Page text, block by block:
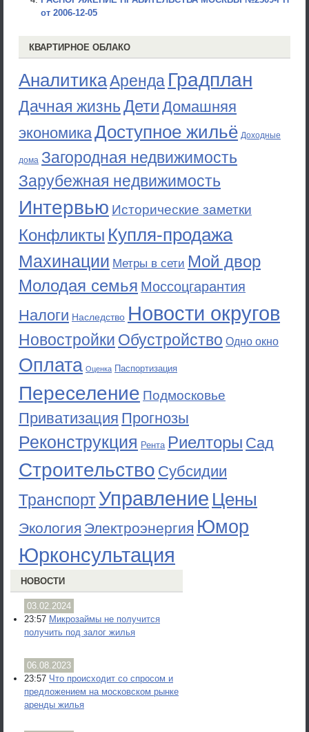
от 2006-12-05
КВАРТИРНОЕ ОБЛАКО
АналитикаАренда Градплан
Дачная жизньДети Домашняя
экономикаДоступное жильё Доходные
дома Загородная недвижимость
Зарубежная недвижимость
Интервью Исторические заметки
Конфликты Купля-продажа
Махинации Метры в сети Мой двор
Молодая семья Моссоцгарантия
Налоги Наследство Новости округов
Новостройки Обустройство Одно окно
Оплата Оценка Паспортизация
Переселение Подмосковье
Приватизация Прогнозы
Реконструкция Рента Риелторы Сад
Строительство Субсидии
ТранспортУправление Цены
Экология Электроэнергия Юмор
Юрконсультация
НОВОСТИ
03.02.2024
23:57 Микрозаймы не получится
получить под залог жилья
06.08.2023
23:57 Что происходит со спросом и
предложением на московском рынке
аренды жилья